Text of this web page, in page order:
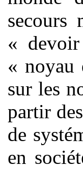
secours
«
« noyau
sur les
partir
de
en